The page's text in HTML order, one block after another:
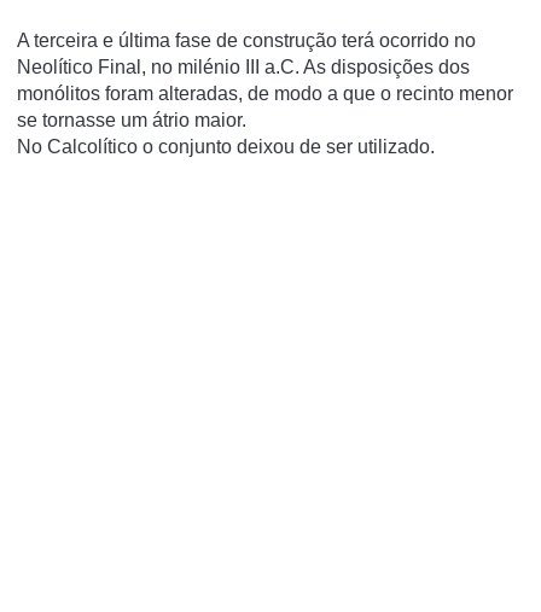
A terceira e última fase de construção terá ocorrido no
Neolítico Final, no milénio III a.C. As disposições dos
monólitos foram alteradas, de modo a que o recinto menor
se tornasse um átrio maior.
No Calcolítico o conjunto deixou de ser utilizado.